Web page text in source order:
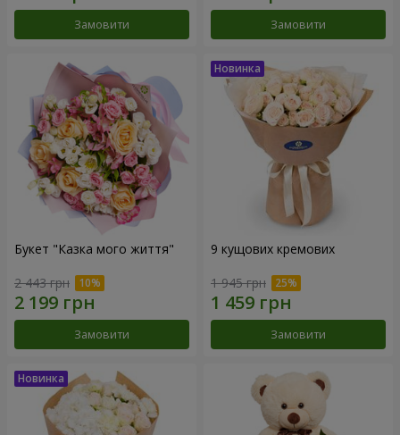
Замовити Замовити
Букет "Казка мого життя"
2 443 грн
Замовити
9 кущових кремових
1 945 грн
Замовити